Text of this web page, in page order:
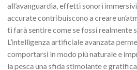
all’avanguardia, effetti sonori
accurate contribuiscono a creare
ti farà sentire come se fossi realmente
L’intelligenza artificiale avanzata
comportarsi in modo più naturale e
la pesca una sfida stimolante e